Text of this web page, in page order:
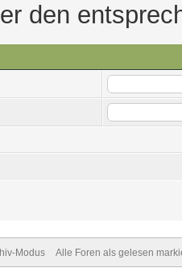
den
Modus Alle Foren als gelesen